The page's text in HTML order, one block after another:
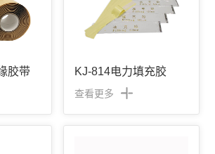
胶带 KJ-814电力填充胶
查看更多